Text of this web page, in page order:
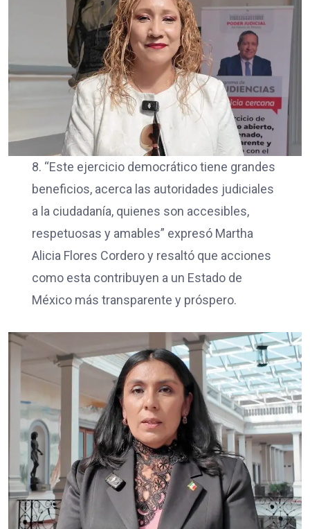
8. “Este ejercicio democrático tiene grandes
beneficios, acerca las autoridades judiciales
a la ciudadanía, quienes son accesibles,
respetuosas y amables” expresó Martha
Alicia Flores Cordero y resaltó que acciones
como esta contribuyen a un Estado de
México más transparente y próspero.